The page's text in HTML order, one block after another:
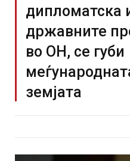
дипломатска
државните
во ОН, се губи
земјата